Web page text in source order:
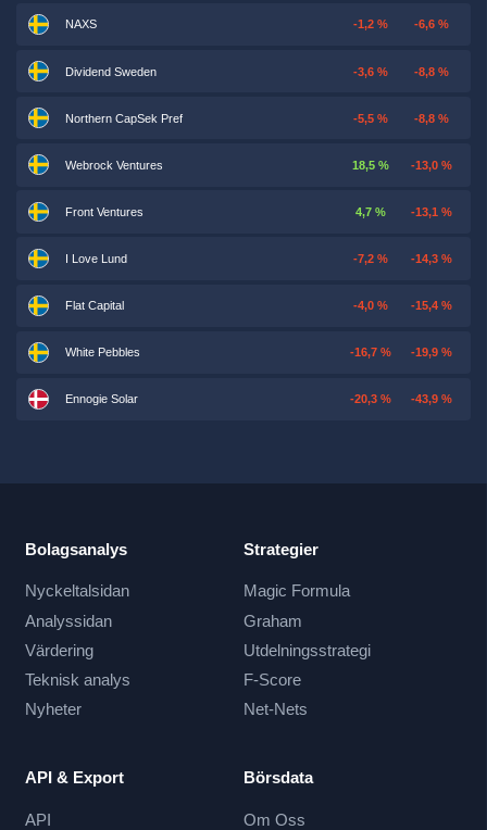
NAXS -1,2 % -6,6 %
Dividend Sweden -3,6 % -8,8 %
Northern CapSek Pref -5,5 % -8,8 %
Webrock Ventures 18,5 % -13,0 %
Front Ventures 4,7 % -13,1 %
I Love Lund -7,2 % -14,3 %
Flat Capital -4,0 % -15,4 %
White Pebbles -16,7 % -19,9 %
Ennogie Solar -20,3 % -43,9 %
Bolagsanalys
Nyckeltalsidan
Analyssidan
Värdering
Teknisk analys
Nyheter
Strategier
Magic Formula
Graham
Utdelningsstrategi
F-Score
Net-Nets
API & Export
API
Börsdata
Om Oss